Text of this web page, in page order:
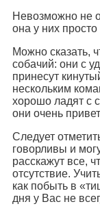
Невозможно не
она у них просто
Можно сказать,
собачий: они с
принесут
нескольким
хорошо ладят с
они очень
Следует
говорливы и
расскажут все,
отсутствие.
как побыть в
дня у Вас не